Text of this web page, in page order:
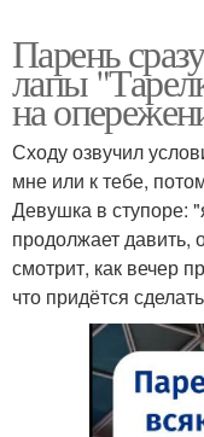
Парень
лапы
на
Сходу озвучил
мне или к тебе,
Девушка в ступоре:
продолжает давить,
смотрит, как вечер
что придётся